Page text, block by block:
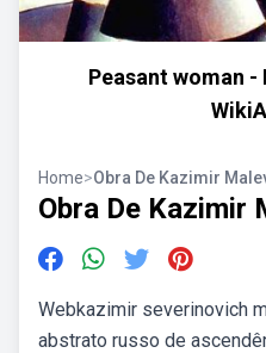
Peasant woman
Home>Obra De Kazimir
Obra De Kazimir
Webkazimir severinovich
abstrato russo de